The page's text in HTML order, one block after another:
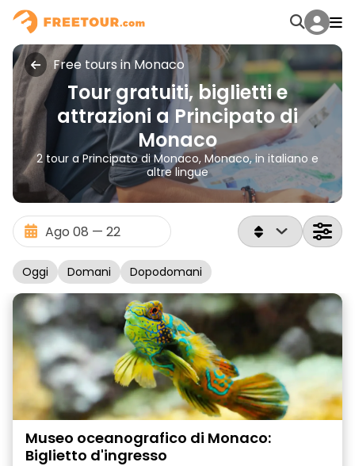
Free tours in Monaco
Tour gratuiti, biglietti e
attrazioni a Principato di
Monaco
2 tour a Principato di Monaco, Monaco, in italiano e
altre lingue
Oggi Domani Dopodomani
Museo oceanografico di Monaco:
Biglietto d'ingresso